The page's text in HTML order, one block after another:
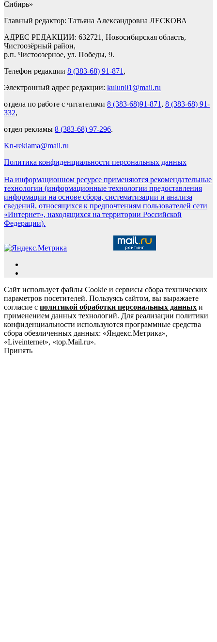
Сибирь»
Главный редактор: Татьяна Александровна ЛЕСКОВА
АДРЕС РЕДАКЦИИ: 632721, Новосибирская область,
Чистоозёрный район,
р.п. Чистоозерное, ул. Победы, 9.
Телефон редакции 8 (383-68) 91-871 ,
Электронный адрес редакции: kulun01@mail.ru
отдела по работе с читателями 8 (383-68)91-871 , 8 (383-68) 91-
332,
отдел рекламы 8 (383-68) 97-296.
Kn-reklama@mail.ru
Политика конфиденциальности персональных данных
На информационном ресурсе применяются рекомендательные
технологии (информационные технологии предоставления
информации на основе сбора, систематизации и анализа
сведений, относящихся к предпочтениям пользователей сети
«Интернет», находящихся на территории Российской
Федерации).
Сайт использует файлы Cookie и сервисы сбора технических
параметров посетителей. Пользуясь сайтом, вы выражаете
согласие с политикой обработки персональных данных и
применением данных технологий. Для реализации политики
конфиденциальности используются программные средства
сбора обезличенных данных: «Яндекс.Метрика»,
«Liveinternet», «top.Mail.ru».
Принять